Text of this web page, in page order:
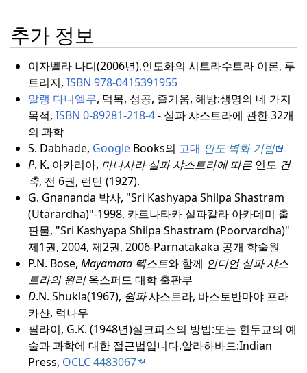
추가 정보
이자벨라 나디(2006년),인도화의 시트라수트라 이론, 루
트리지, ISBN 978-0415391955
알랭 다니엘루, 덕목, 성공, 즐거움, 해방:생명의 네 가지
목적, ISBN 0-89281-218-4- 실파 샤스트라에 관한 32개
의 과학
S. Dabhade, GoogleBooks의 고대 인도 벽화 기법
P. K. 아카리아, 마나사라 실파 샤스트라에 따른인도 건
축, 전 6권, 런던 (1927).
G. Gnananda 박사, "Sri Kashyapa Shilpa Shastram
(Utarardha)"-1998, 카르나타카 실파칼라 아카데미 출
판물, "Sri Kashyapa Shilpa Shastram (Poorvardha)"
제1권, 2004, 제2권, 2006-Parnatakaka 공개 학술원
P.N. Bose, Mayamata 텍스트와 함께 인디언 실파 샤스
트라의 원리옥스퍼드 대학 출판부
D.N. Shukla(1967), 쉴파샤스트라, 바스토반마야 프라
카샨, 럭나우
필라이, G.K. (1948년)실크피스의 방법:또는 힌두교의 예
술과 과학에 대한 접근법입니다.알라하바드:Indian
Press, OCLC 4483067